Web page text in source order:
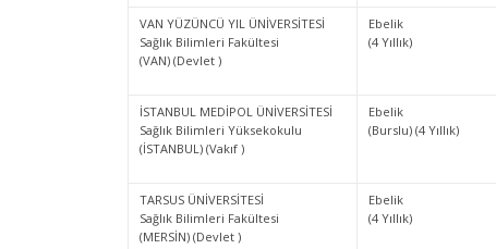
VAN YÜZÜNCÜ YIL ÜNİVERSİTESİ
Sağlık Bilimleri Fakültesi
(VAN) (Devlet )
Ebelik
(4 Yıllık)
İSTANBUL MEDİPOL ÜNİVERSİTESİ
Sağlık Bilimleri Yüksekokulu
(İSTANBUL) (Vakıf )
Ebelik
(Burslu) (4 Yıllık)
TARSUS ÜNİVERSİTESİ
Sağlık Bilimleri Fakültesi
(MERSİN) (Devlet )
Ebelik
(4 Yıllık)